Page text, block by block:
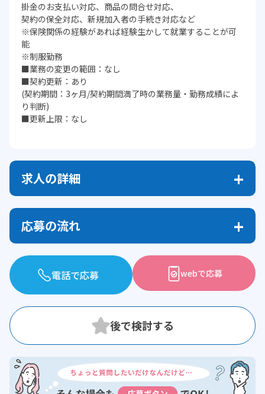
掛金のお支払い対応、商品の問合せ対応、
契約の保全対応、新規加入者の手続き対応など
※保険関係の経験があれば経験生かして就業することが可
能
※制服勤務
■業務の変更の範囲：なし
■契約更新：あり
(契約期間：3ヶ月/契約期間満了時の業務量・勤務成績によ
り判断)
■更新上限：なし
求人の詳細
応募の流れ
電話で応募 webで応募